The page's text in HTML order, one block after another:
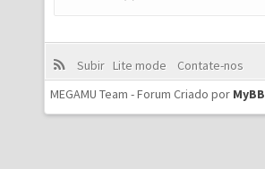
Subir Lite mode
Contate-nos
MEGAMU Team - Forum Criado por MyBB